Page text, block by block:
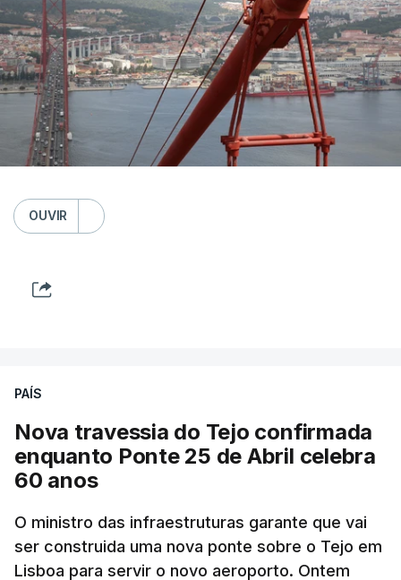
OUVIR
PAÍS
Nova travessia do Tejo confirmada
enquanto Ponte 25 de Abril celebra
60 anos
O ministro das infraestruturas garante que vai
ser construida uma nova ponte sobre o Tejo em
Lisboa para servir o novo aeroporto. Ontem